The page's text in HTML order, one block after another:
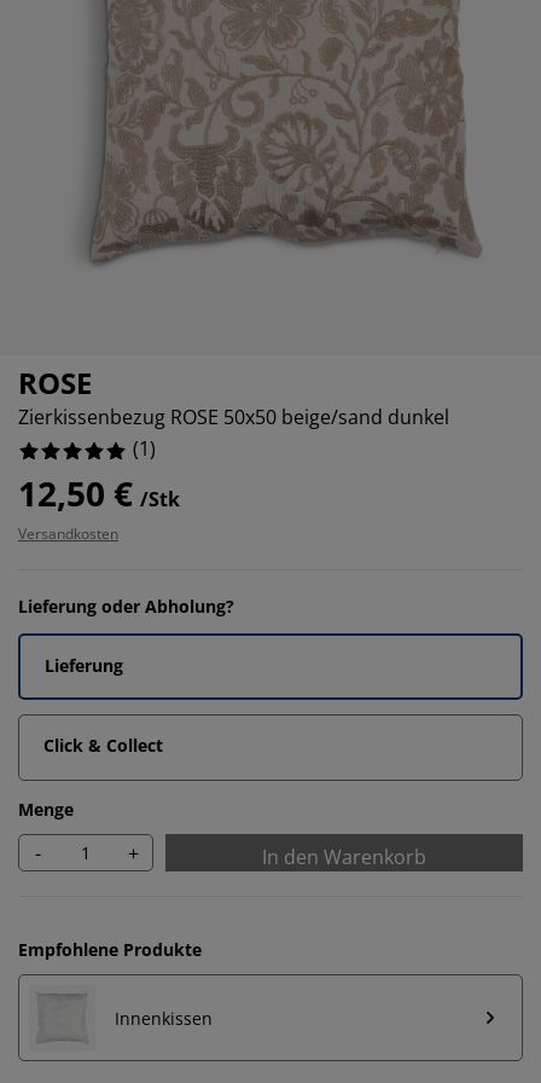
und Zubehör
& Bügeln
ROSE
Zierkissenbezug ROSE 50x50 beige/sand dunkel
(1)
12,50 € /Stk
Versandkosten
Lieferung oder Abholung?
Lieferung
Click & Collect
Menge
- + In den Warenkorb
Empfohlene Produkte
Innenkissen